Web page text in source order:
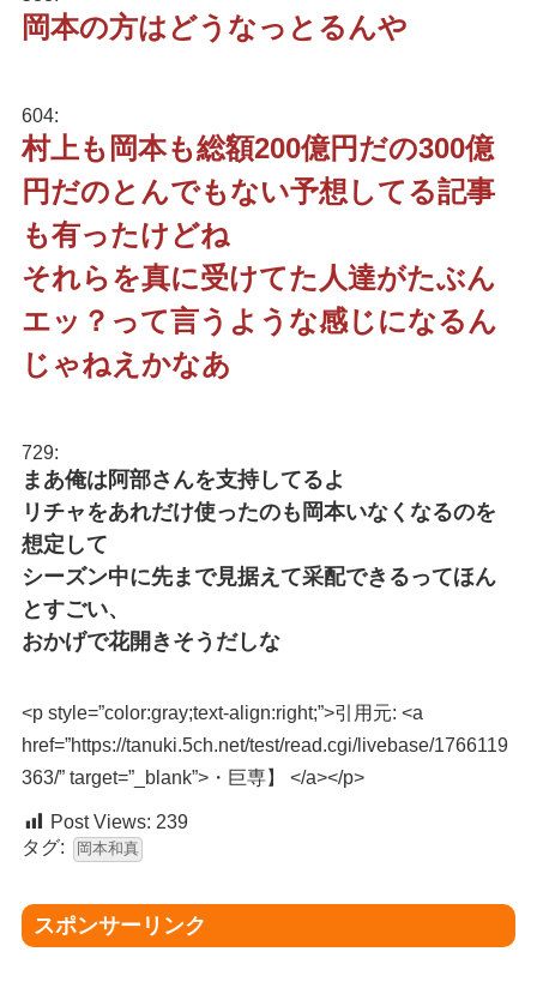
岡本の方はどうなっとるんや
604:
村上も岡本も総額200億円だの300億
円だのとんでもない予想してる記事
も有ったけどね
それらを真に受けてた人達がたぶん
エッ？って言うような感じになるん
じゃねえかなあ
729:
まあ俺は阿部さんを支持してるよ
リチャをあれだけ使ったのも岡本いなくなるのを
想定して
シーズン中に先まで見据えて采配できるってほん
とすごい、
おかげで花開きそうだしな
<p style=”color:gray;text-align:right;”>引用元: <a
href=”https://tanuki.5ch.net/test/read.cgi/livebase/1766119
363/” target=”_blank”>・巨専】 </a></p>
Post Views: 239
タグ:
岡本和真
スポンサーリンク